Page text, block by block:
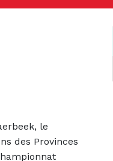
le
des Provinces